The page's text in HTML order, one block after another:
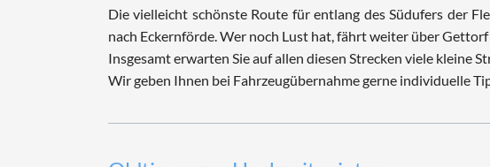
Die vielleicht schönste Route für entlang des Südufers der
nach Eckernförde. Wer noch Lust hat, fährt weiter über
Insgesamt erwarten Sie auf allen diesen Strecken viele kleine
Wir geben Ihnen bei Fahrzeugübernahme gerne individuelle